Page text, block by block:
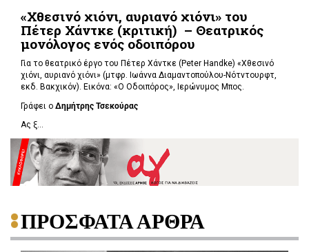
«Χθεσινό χιόνι, αυριανό χιόνι» του
Πέτερ Χάντκε (κριτική) – Θεατρικός
μονόλογος ενός οδοιπόρου
Για το θεατρικό έργο του Πέτερ Χάντκε (Peter Handke) «Χθεσινό
χιόνι, αυριανό χιόνι» (μτφρ. Ιωάννα Διαμαντοπούλου-Νότντουρφτ,
εκδ. Βακχικόν). Εικόνα: «Ο Οδοιπόρος», Ιερώνυμος Μπος.
Γράφει ο Δημήτρης Τσεκούρας
Ας ξ...
ΠΡΟΣΦΑΤΑ ΑΡΘΡΑ